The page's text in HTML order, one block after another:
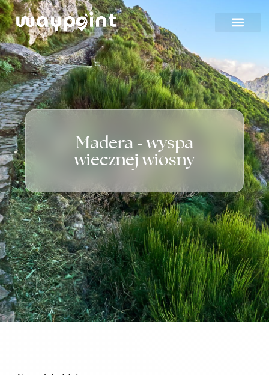
Strona główna
Oferta
Wyjazdy firmowe
Blog
Kontakt
Madera - wyspa
wiecznej wiosny